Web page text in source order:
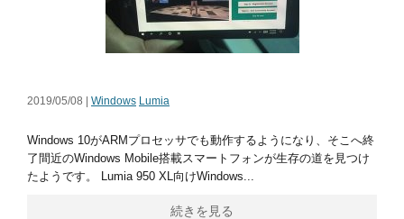
2019/05/08 | Windows Lumia
Windows 10がARMプロセッサでも動作するようになり、そこへ終
了間近のWindows Mobile搭載スマートフォンが生存の道を見つけ
たようです。 Lumia 950 XL向けWindows...
続きを見る